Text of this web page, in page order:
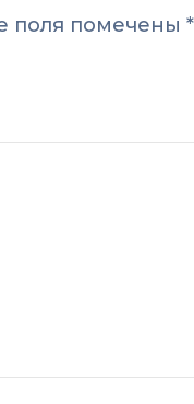
поля помечены *